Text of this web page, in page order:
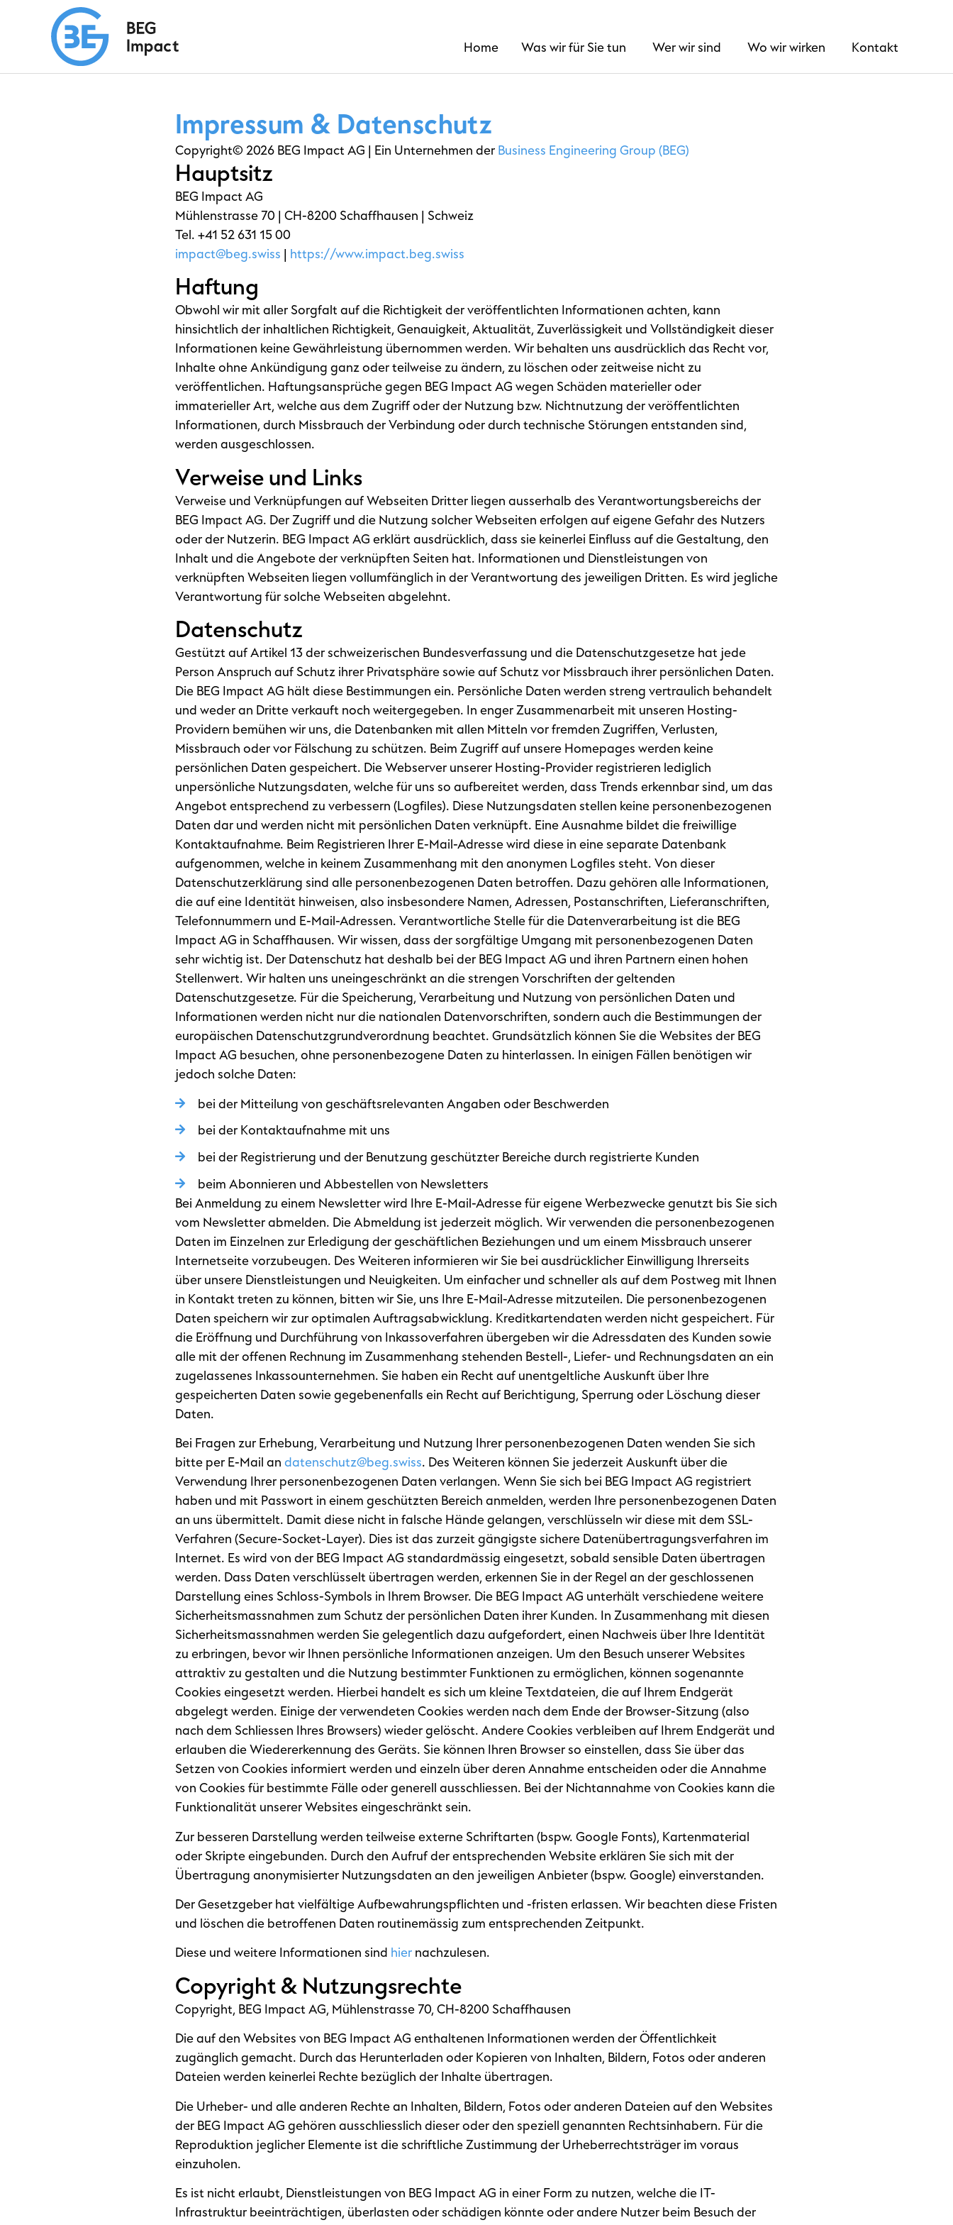
Home Was wir für Sie tun Wer wir sind Wo wir wirken Kontakt
Impressum & Datenschutz
Copyright© 2026 BEG Impact AG | Ein Unternehmen der Business Engineering Group (BEG)
Hauptsitz
BEG Impact AG
Mühlenstrasse 70 | CH-8200 Schaffhausen | Schweiz
Tel. +41 52 631 15 00
impact@beg.swiss | https://www.impact.beg.swiss
Haftung
Obwohl wir mit aller Sorgfalt auf die Richtigkeit der veröffentlichten Informationen achten, kann
hinsichtlich der inhaltlichen Richtigkeit, Genauigkeit, Aktualität, Zuverlässigkeit und Vollständigkeit dieser
Informationen keine Gewährleistung übernommen werden. Wir behalten uns ausdrücklich das Recht vor,
Inhalte ohne Ankündigung ganz oder teilweise zu ändern, zu löschen oder zeitweise nicht zu
veröffentlichen. Haftungsansprüche gegen BEG Impact AG wegen Schäden materieller oder
immaterieller Art, welche aus dem Zugriff oder der Nutzung bzw. Nichtnutzung der veröffentlichten
Informationen, durch Missbrauch der Verbindung oder durch technische Störungen entstanden sind,
werden ausgeschlossen.
Verweise und Links
Verweise und Verknüpfungen auf Webseiten Dritter liegen ausserhalb des Verantwortungsbereichs der
BEG Impact AG. Der Zugriff und die Nutzung solcher Webseiten erfolgen auf eigene Gefahr des Nutzers
oder der Nutzerin. BEG Impact AG erklärt ausdrücklich, dass sie keinerlei Einfluss auf die Gestaltung, den
Inhalt und die Angebote der verknüpften Seiten hat. Informationen und Dienstleistungen von
verknüpften Webseiten liegen vollumfänglich in der Verantwortung des jeweiligen Dritten. Es wird jegliche
Verantwortung für solche Webseiten abgelehnt.
Datenschutz
Gestützt auf Artikel 13 der schweizerischen Bundesverfassung und die Datenschutzgesetze hat jede
Person Anspruch auf Schutz ihrer Privatsphäre sowie auf Schutz vor Missbrauch ihrer persönlichen Daten.
Die BEG Impact AG hält diese Bestimmungen ein. Persönliche Daten werden streng vertraulich behandelt
und weder an Dritte verkauft noch weitergegeben. In enger Zusammenarbeit mit unseren Hosting-
Providern bemühen wir uns, die Datenbanken mit allen Mitteln vor fremden Zugriffen, Verlusten,
Missbrauch oder vor Fälschung zu schützen. Beim Zugriff auf unsere Homepages werden keine
persönlichen Daten gespeichert. Die Webserver unserer Hosting-Provider registrieren lediglich
unpersönliche Nutzungsdaten, welche für uns so aufbereitet werden, dass Trends erkennbar sind, um das
Angebot entsprechend zu verbessern (Logfiles). Diese Nutzungsdaten stellen keine personenbezogenen
Daten dar und werden nicht mit persönlichen Daten verknüpft. Eine Ausnahme bildet die freiwillige
Kontaktaufnahme. Beim Registrieren Ihrer E-Mail-Adresse wird diese in eine separate Datenbank
aufgenommen, welche in keinem Zusammenhang mit den anonymen Logfiles steht. Von dieser
Datenschutzerklärung sind alle personenbezogenen Daten betroffen. Dazu gehören alle Informationen,
die auf eine Identität hinweisen, also insbesondere Namen, Adressen, Postanschriften, Lieferanschriften,
Telefonnummern und E-Mail-Adressen. Verantwortliche Stelle für die Datenverarbeitung ist die BEG
Impact AG in Schaffhausen. Wir wissen, dass der sorgfältige Umgang mit personenbezogenen Daten
sehr wichtig ist. Der Datenschutz hat deshalb bei der BEG Impact AG und ihren Partnern einen hohen
Stellenwert. Wir halten uns uneingeschränkt an die strengen Vorschriften der geltenden
Datenschutzgesetze. Für die Speicherung, Verarbeitung und Nutzung von persönlichen Daten und
Informationen werden nicht nur die nationalen Datenvorschriften, sondern auch die Bestimmungen der
europäischen Datenschutzgrundverordnung beachtet. Grundsätzlich können Sie die Websites der BEG
Impact AG besuchen, ohne personenbezogene Daten zu hinterlassen. In einigen Fällen benötigen wir
jedoch solche Daten:
bei der Mitteilung von geschäftsrelevanten Angaben oder Beschwerden
bei der Kontaktaufnahme mit uns
bei der Registrierung und der Benutzung geschützter Bereiche durch registrierte Kunden
beim Abonnieren und Abbestellen von Newsletters
Bei Anmeldung zu einem Newsletter wird Ihre E-Mail-Adresse für eigene Werbezwecke genutzt bis Sie sich
vom Newsletter abmelden. Die Abmeldung ist jederzeit möglich. Wir verwenden die personenbezogenen
Daten im Einzelnen zur Erledigung der geschäftlichen Beziehungen und um einem Missbrauch unserer
Internetseite vorzubeugen. Des Weiteren informieren wir Sie bei ausdrücklicher Einwilligung Ihrerseits
über unsere Dienstleistungen und Neuigkeiten. Um einfacher und schneller als auf dem Postweg mit Ihnen
in Kontakt treten zu können, bitten wir Sie, uns Ihre E-Mail-Adresse mitzuteilen. Die personenbezogenen
Daten speichern wir zur optimalen Auftragsabwicklung. Kreditkartendaten werden nicht gespeichert. Für
die Eröffnung und Durchführung von Inkassoverfahren übergeben wir die Adressdaten des Kunden sowie
alle mit der offenen Rechnung im Zusammenhang stehenden Bestell-, Liefer- und Rechnungsdaten an ein
zugelassenes Inkassounternehmen. Sie haben ein Recht auf unentgeltliche Auskunft über Ihre
gespeicherten Daten sowie gegebenenfalls ein Recht auf Berichtigung, Sperrung oder Löschung dieser
Daten.
Bei Fragen zur Erhebung, Verarbeitung und Nutzung Ihrer personenbezogenen Daten wenden Sie sich
bitte per E-Mail an datenschutz@beg.swiss. Des Weiteren können Sie jederzeit Auskunft über die
Verwendung Ihrer personenbezogenen Daten verlangen. Wenn Sie sich bei BEG Impact AG registriert
haben und mit Passwort in einem geschützten Bereich anmelden, werden Ihre personenbezogenen Daten
an uns übermittelt. Damit diese nicht in falsche Hände gelangen, verschlüsseln wir diese mit dem SSL-
Verfahren (Secure-Socket-Layer). Dies ist das zurzeit gängigste sichere Datenübertragungsverfahren im
Internet. Es wird von der BEG Impact AG standardmässig eingesetzt, sobald sensible Daten übertragen
werden. Dass Daten verschlüsselt übertragen werden, erkennen Sie in der Regel an der geschlossenen
Darstellung eines Schloss-Symbols in Ihrem Browser. Die BEG Impact AG unterhält verschiedene weitere
Sicherheitsmassnahmen zum Schutz der persönlichen Daten ihrer Kunden. In Zusammenhang mit diesen
Sicherheitsmassnahmen werden Sie gelegentlich dazu aufgefordert, einen Nachweis über Ihre Identität
zu erbringen, bevor wir Ihnen persönliche Informationen anzeigen. Um den Besuch unserer Websites
attraktiv zu gestalten und die Nutzung bestimmter Funktionen zu ermöglichen, können sogenannte
Cookies eingesetzt werden. Hierbei handelt es sich um kleine Textdateien, die auf Ihrem Endgerät
abgelegt werden. Einige der verwendeten Cookies werden nach dem Ende der Browser-Sitzung (also
nach dem Schliessen Ihres Browsers) wieder gelöscht. Andere Cookies verbleiben auf Ihrem Endgerät und
erlauben die Wiedererkennung des Geräts. Sie können Ihren Browser so einstellen, dass Sie über das
Setzen von Cookies informiert werden und einzeln über deren Annahme entscheiden oder die Annahme
von Cookies für bestimmte Fälle oder generell ausschliessen. Bei der Nichtannahme von Cookies kann die
Funktionalität unserer Websites eingeschränkt sein.
Zur besseren Darstellung werden teilweise externe Schriftarten (bspw. Google Fonts), Kartenmaterial
oder Skripte eingebunden. Durch den Aufruf der entsprechenden Website erklären Sie sich mit der
Übertragung anonymisierter Nutzungsdaten an den jeweiligen Anbieter (bspw. Google) einverstanden.
Der Gesetzgeber hat vielfältige Aufbewahrungspflichten und -fristen erlassen. Wir beachten diese Fristen
und löschen die betroffenen Daten routinemässig zum entsprechenden Zeitpunkt.
Diese und weitere Informationen sind hier nachzulesen.
Copyright & Nutzungsrechte
Copyright, BEG Impact AG, Mühlenstrasse 70, CH-8200 Schaffhausen
Die auf den Websites von BEG Impact AG enthaltenen Informationen werden der Öffentlichkeit
zugänglich gemacht. Durch das Herunterladen oder Kopieren von Inhalten, Bildern, Fotos oder anderen
Dateien werden keinerlei Rechte bezüglich der Inhalte übertragen.
Die Urheber- und alle anderen Rechte an Inhalten, Bildern, Fotos oder anderen Dateien auf den Websites
der BEG Impact AG gehören ausschliesslich dieser oder den speziell genannten Rechtsinhabern. Für die
Reproduktion jeglicher Elemente ist die schriftliche Zustimmung der Urheberrechtsträger im voraus
einzuholen.
Es ist nicht erlaubt, Dienstleistungen von BEG Impact AG in einer Form zu nutzen, welche die IT-
Infrastruktur beeinträchtigen, überlasten oder schädigen könnte oder andere Nutzer beim Besuch der